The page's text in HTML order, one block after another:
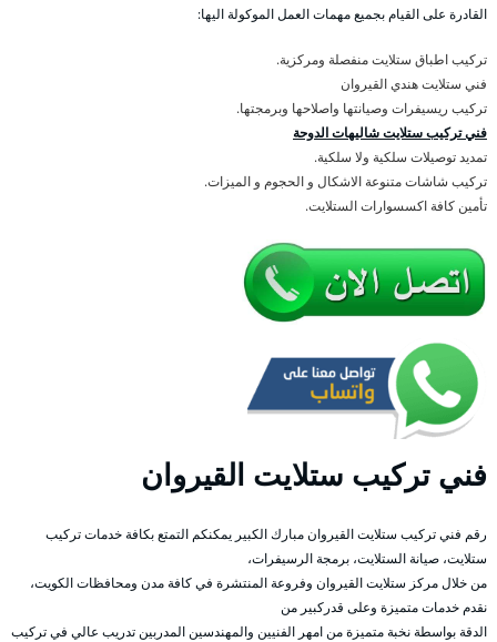
القادرة على القيام بجميع مهمات العمل الموكولة اليها:
تركيب اطباق ستلايت منفصلة ومركزية.
فني ستلايت هندي القيروان
تركيب ريسيفرات وصيانتها واصلاحها وبرمجتها.
فني تركيب ستلايت شاليهات الدوحة
تمديد توصيلات سلكية ولا سلكية.
تركيب شاشات متنوعة الاشكال و الحجوم و الميزات.
تأمين كافة اكسسوارات الستلايت.
فني تركيب ستلايت القيروان
رقم فني تركيب ستلايت القيروان مبارك الكبير يمكنكم التمتع بكافة خدمات تركيب
ستلايت، صيانة الستلايت، برمجة الرسيفرات،
من خلال مركز ستلايت القيروان وفروعة المنتشرة في كافة مدن ومحافظات الكويت،
نقدم خدمات متميزة وعلى قدركبير من
الدقة بواسطة نخبة متميزة من امهر الفنيين والمهندسين المدربين تدريب عالي في تركيب